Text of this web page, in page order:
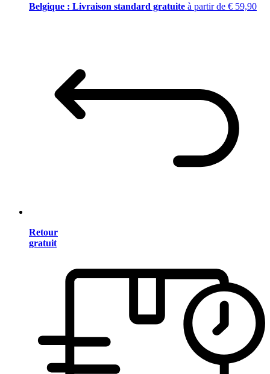
Belgique : Livraison standard gratuite à partir de € 59,90
Retour
gratuit